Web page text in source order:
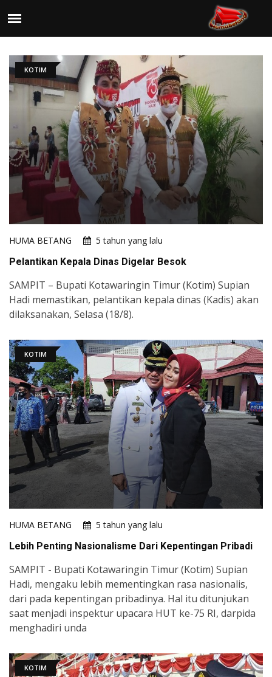
KOTIM
HUMA BETANG
5 tahun yang lalu
Pelantikan Kepala Dinas Digelar Besok
SAMPIT – Bupati Kotawaringin Timur (Kotim) Supian
Hadi memastikan, pelantikan kepala dinas (Kadis) akan
dilaksanakan, Selasa (18/8).
KOTIM
HUMA BETANG
5 tahun yang lalu
Lebih Penting Nasionalisme Dari Kepentingan Pribadi
SAMPIT - Bupati Kotawaringin Timur (Kotim) Supian
Hadi, mengaku lebih mementingkan rasa nasionalis,
dari pada kepentingan pribadinya. Hal itu ditunjukan
saat menjadi inspektur upacara HUT ke-75 RI, darpida
menghadiri unda
KOTIM